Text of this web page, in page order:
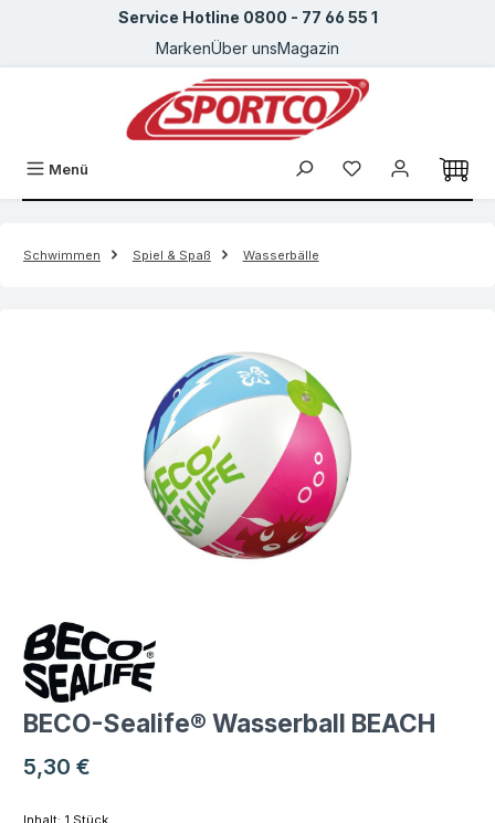
Zum Hauptinhalt springenService Hotline 0800 - 77 66 55 1
MarkenÜber unsMagazin
Menü
Schwimmen Spiel & Spaß Wasserbälle
BECO-Sealife® Wasserball BEACH
Regulärer Preis:
5,30 €
Inhalt: 1 Stück